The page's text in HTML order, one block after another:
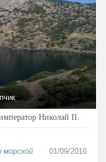
Николай II.
морской
01/09/2016